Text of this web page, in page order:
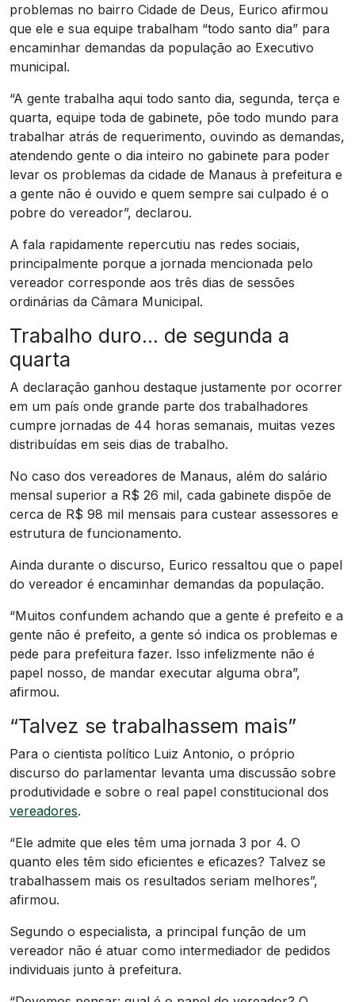
problemas no bairro Cidade de Deus, Eurico afirmou
que ele e sua equipe trabalham “todo santo dia” para
encaminhar demandas da população ao Executivo
municipal.
“A gente trabalha aqui todo santo dia, segunda, terça e
quarta, equipe toda de gabinete, põe todo mundo para
trabalhar atrás de requerimento, ouvindo as demandas,
atendendo gente o dia inteiro no gabinete para poder
levar os problemas da cidade de Manaus à prefeitura e
a gente não é ouvido e quem sempre sai culpado é o
pobre do vereador”, declarou.
A fala rapidamente repercutiu nas redes sociais,
principalmente porque a jornada mencionada pelo
vereador corresponde aos três dias de sessões
ordinárias da Câmara Municipal.
Trabalho duro… de segunda a
quarta
A declaração ganhou destaque justamente por ocorrer
em um país onde grande parte dos trabalhadores
cumpre jornadas de 44 horas semanais, muitas vezes
distribuídas em seis dias de trabalho.
No caso dos vereadores de Manaus, além do salário
mensal superior a R$ 26 mil, cada gabinete dispõe de
cerca de R$ 98 mil mensais para custear assessores e
estrutura de funcionamento.
Ainda durante o discurso, Eurico ressaltou que o papel
do vereador é encaminhar demandas da população.
“Muitos confundem achando que a gente é prefeito e a
gente não é prefeito, a gente só indica os problemas e
pede para prefeitura fazer. Isso infelizmente não é
papel nosso, de mandar executar alguma obra”,
afirmou.
“Talvez se trabalhassem mais”
Para o cientista político Luiz Antonio, o próprio
discurso do parlamentar levanta uma discussão sobre
produtividade e sobre o real papel constitucional dos
vereadores.
“Ele admite que eles têm uma jornada 3 por 4. O
quanto eles têm sido eficientes e eficazes? Talvez se
trabalhassem mais os resultados seriam melhores”,
afirmou.
Segundo o especialista, a principal função de um
vereador não é atuar como intermediador de pedidos
individuais junto à prefeitura.